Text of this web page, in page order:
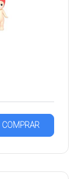
COMPRAR